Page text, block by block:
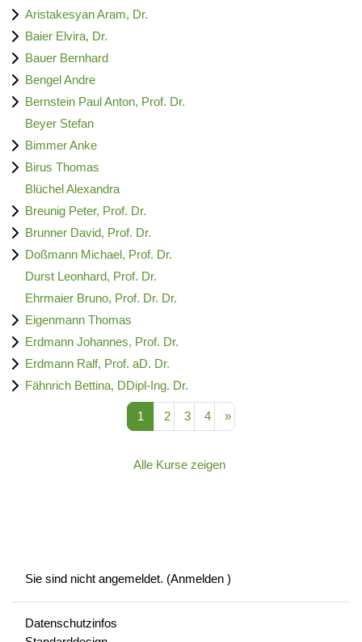
Aristakesyan Aram, Dr.
Baier Elvira, Dr.
Bauer Bernhard
Bengel Andre
Bernstein Paul Anton, Prof. Dr.
Beyer Stefan
Bimmer Anke
Birus Thomas
Blüchel Alexandra
Breunig Peter, Prof. Dr.
Brunner David, Prof. Dr.
Doßmann Michael, Prof. Dr.
Durst Leonhard, Prof. Dr.
Ehrmaier Bruno, Prof. Dr. Dr.
Eigenmann Thomas
Erdmann Johannes, Prof. Dr.
Erdmann Ralf, Prof. aD. Dr.
Fähnrich Bettina, DDipl-Ing. Dr.
1 Seite 1
2Seite 2
3Seite 3
4Seite 4
»Nächste Seite
Alle Kurse zeigen
Sie sind nicht angemeldet. (Anmelden )
Datenschutzinfos